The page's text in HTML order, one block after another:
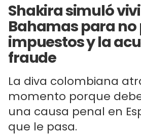
Shakira simuló
Bahamas para
impuestos y la
fraude
La diva colombiana
momento porque
una causa penal en
que le pasa.